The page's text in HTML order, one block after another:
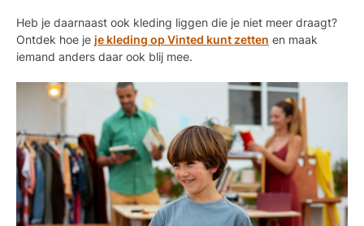
Heb je daarnaast ook kleding liggen die je niet meer draagt?
Ontdek hoe je je kleding op Vinted kunt zetten en maak
iemand anders daar ook blij mee.